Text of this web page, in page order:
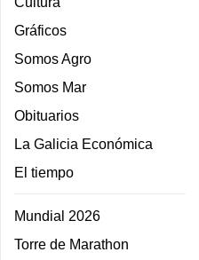
Gráficos
Somos Agro
Somos Mar
Obituarios
La Galicia Económica
El tiempo
Mundial 2026
Torre de Marathon